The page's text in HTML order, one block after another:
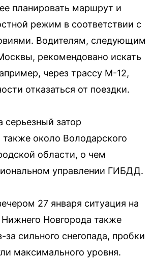
планировать маршрут и
режим в соответствии с
Водителям, следующим
рекомендовано искать
через трассу М-12,
отказаться от поездки.
серьезный затор
около Володарского
области, о чем
управлении ГИБДД.
27 января ситуация на
Новгорода также
сильного снегопада, пробки
максимального уровня.